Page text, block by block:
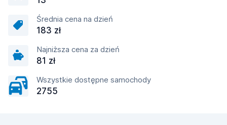
Średnia cena na dzień
183 zł
Najniższa cena za dzień
81 zł
Wszystkie dostępne samochody
2755